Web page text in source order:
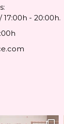
17:00h - 20:00h.